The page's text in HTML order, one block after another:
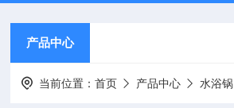
产品中心
当前位置：首页 产品中心 水浴锅